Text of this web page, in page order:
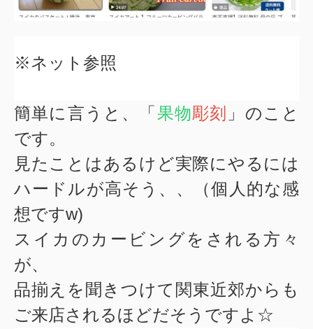
※ネット参照
簡単に言うと、 「 果物彫刻 」 のこと
です。
見たことはあるけど実際にやるには
ハードルが高そう、、（個人的な感
想ですw)
スイカのカービングをされる方々
が、
品揃えを聞きつけて関東近郊からも
ご来店されるほどだそうですよ☆